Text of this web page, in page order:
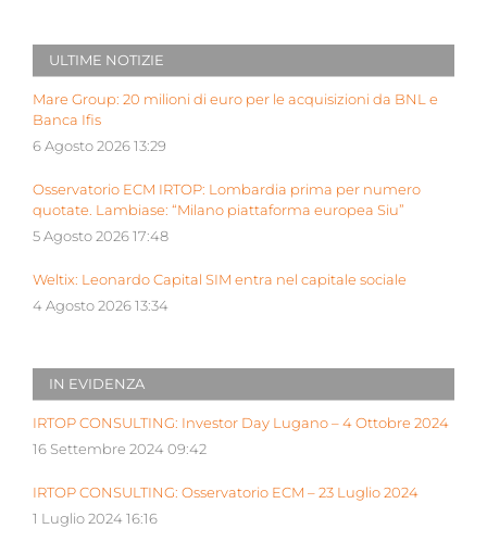
ULTIME NOTIZIE
Mare Group: 20 milioni di euro per le acquisizioni da BNL e
Banca Ifis
6 Agosto 2026 13:29
Osservatorio ECM IRTOP: Lombardia prima per numero
quotate. Lambiase: “Milano piattaforma europea Siu”
5 Agosto 2026 17:48
Weltix: Leonardo Capital SIM entra nel capitale sociale
4 Agosto 2026 13:34
IN EVIDENZA
IRTOP CONSULTING: Investor Day Lugano – 4 Ottobre 2024
16 Settembre 2024 09:42
IRTOP CONSULTING: Osservatorio ECM – 23 Luglio 2024
1 Luglio 2024 16:16